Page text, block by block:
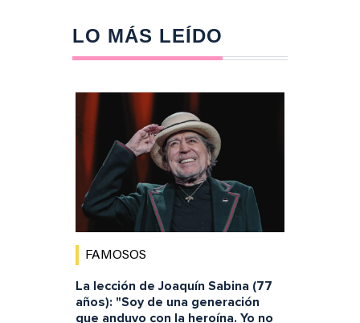
LO MÁS LEÍDO
FAMOSOS
La lección de Joaquín Sabina (77
años): "Soy de una generación
que anduvo con la heroína. Yo no